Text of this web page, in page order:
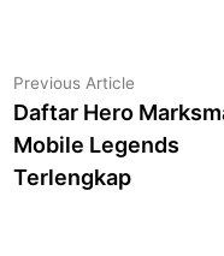
Navigasi
pos
Previous Article
article:
Daftar Hero
Mobile Legends
Terlengkap